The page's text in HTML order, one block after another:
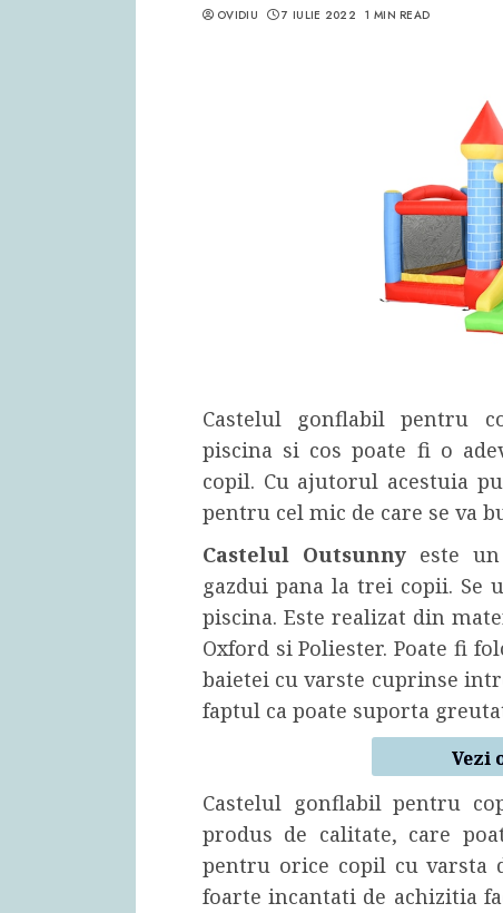
OVIDIU 7 IULIE 2022 1 MIN READ
Castelul gonflabil pentru
piscina si cos poate fi o
copil. Cu ajutorul acestuia
pentru cel mic de care se va
Castelul Outsunny este
gazdui pana la trei copii. Se
piscina. Este realizat din
Oxford si Poliester. Poate fi
baietei cu varste cuprinse
faptul ca poate suporta
Vezi
Castelul gonflabil pentru
produs de calitate, care
pentru orice copil cu varsta
foarte incantati de achizitia